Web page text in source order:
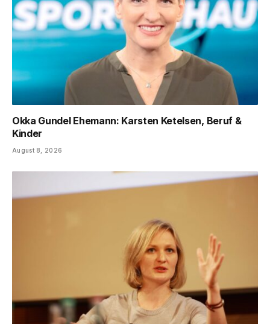
Okka Gundel Ehemann: Karsten Ketelsen, Beruf &
Kinder
August 8, 2026